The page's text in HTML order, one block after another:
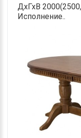
ДхГхВ
Исполнение..